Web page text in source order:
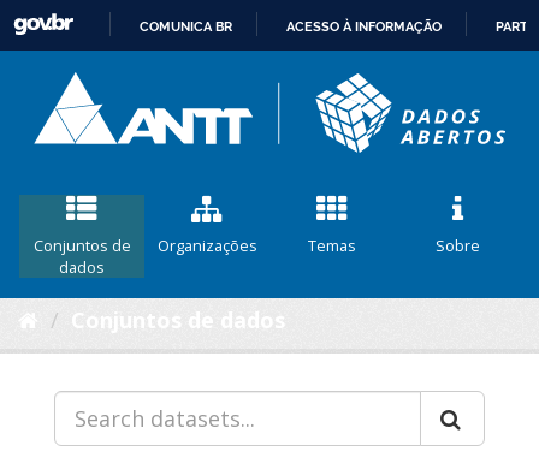
CONTEÚDO
COMUNICA BR ACESSO À INFORMAÇÃO
Conjuntos de
dados
Organizações Temas Sobre